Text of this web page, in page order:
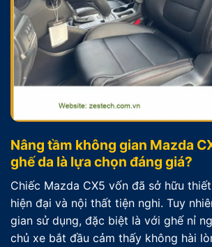
Nâng tầm không gian Mazda
ghế da là lựa chọn đáng giá?
Chiếc Mazda CX5 vốn đã sở hữu
hiện đại và nội thất tiện nghi. Tuy
gian sử dụng, đặc biệt là với ghế nỉ
chủ xe bắt đầu cảm thấy không hài